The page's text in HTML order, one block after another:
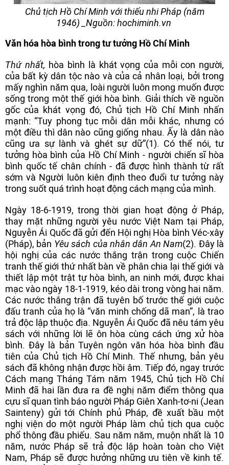
Chủ tịch Hồ Chí Minh với thiếu nhi Pháp (năm
1946) _Nguồn: hochiminh.vn
Văn hóa hòa bình trong tư tưởng Hồ Chí Minh
Thứ nhất, hòa bình là khát vọng của mỗi con người,
của bất kỳ dân tộc nào và của cả nhân loại, bởi trong
mấy nghìn năm qua, loài người luôn mong muốn được
sống trong một thế giới hòa bình. Giải thích về nguồn
gốc của khát vọng đó, Chủ tịch Hồ Chí Minh nhấn
mạnh: “Tuy phong tục mỗi dân mỗi khác, nhưng có
một điều thì dân nào cũng giống nhau. Ấy là dân nào
cũng ưa sự lành và ghét sự dữ”(1). Có thể nói, tư
tưởng hòa bình của Hồ Chí Minh - người chiến sĩ hòa
bình quốc tế chân chính - đã được hình thành từ rất
sớm và Người luôn kiên định theo đuổi tư tưởng này
trong suốt quá trình hoạt động cách mạng của mình.
Ngày 18-6-1919, trong thời gian hoạt động ở Pháp,
thay mặt những người yêu nước Việt Nam tại Pháp,
Nguyễn Ái Quốc đã gửi đến Hội nghị Hòa bình Véc-xây
(Pháp), bản Yêu sách của nhân dân An Nam(2). Đây là
hội nghị của các nước thắng trận trong cuộc Chiến
tranh thế giới thứ nhất bàn về phân chia lại thế giới và
thiết lập một trật tự hòa bình, an ninh mới, được khai
mạc vào ngày 18-1-1919, kéo dài trong vòng hai năm.
Các nước thắng trận đã tuyên bố trước thế giới cuộc
đấu tranh của họ là “văn minh chống dã man”, là trao
trả độc lập thuộc địa. Nguyễn Ái Quốc đã nêu tám yêu
sách với những lời lẽ ôn hòa cùng cách ứng xử hòa
bình. Đây là bản Tuyên ngôn văn hóa hòa bình đầu
tiên của Chủ tịch Hồ Chí Minh. Thế nhưng, bản yêu
sách đã không nhận được hồi âm. Tiếp đó, ngay trước
Cách mạng Tháng Tám năm 1945, Chủ tịch Hồ Chí
Minh đã hai lần đưa ra đề nghị năm điểm thông qua
cựu sĩ quan tình báo người Pháp Giên Xanh-tơ-ni (Jean
Sainteny) gửi tới Chính phủ Pháp, đề xuất bầu một
nghị viện do một người Pháp làm chủ tịch qua cuộc
phổ thông đầu phiếu. Sau năm năm, muộn nhất là 10
năm, nước Pháp sẽ trả độc lập hoàn toàn cho Việt
Nam, Pháp sẽ được hưởng những ưu tiên về kinh tế.